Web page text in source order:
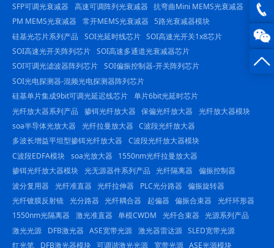
QQ在
线咨
询
0816
SFP可调光衰减器
高速可调阵列光衰减器 抗弯曲Mini MEMS光衰减器
PM MEMS光衰减器
常开MEMS光衰减器 5路光衰减器模块
硅基光芯片系列产品
SOI光延时线芯片 SOI高速光开关1x8芯片
SOI高速光开关阵列芯片 SOI高速多通道光衰减器芯片
SOI可调光滤波器阵列芯片 SOI偏振控制器-开关阵列芯片
SOI光电探测器-混频光电探测器阵列芯片
硅基单片集成9bit可调光延迟线芯片 单片6bit光延时芯片
光纤放大器系列产品
掺铒光纤放大器 保偏光纤放大器
光纤放大器模块
soa半导体光放大器
光纤拉曼放大器 C波段光纤放大器
多波长增益平坦型掺铒光纤放大器
C波段光纤放大器模块
C波段EDFA模块 soa光放大器
1550nm光纤拉曼放大器
掺铒光纤放大器模块 光无源器件系列产品 光纤隔离器
偏振控制器
波分复用器
光纤准直器 光纤拉伸器 PLC光分路器
偏振旋转器
光纤镀膜反射镜 光分路器 光纤耦合器 起偏器 偏振合束器
光纤环形器
1550nm光隔离器
激光准直器 单模CWDM 光纤合束器
光源系列产品
激光光源
DFB激光器 ASE宽带光源 激光器雷达源 SLED宽带光源
红光笔
DFB激光器模块 可调谐激光光源 宽带光源 ASE光源模块